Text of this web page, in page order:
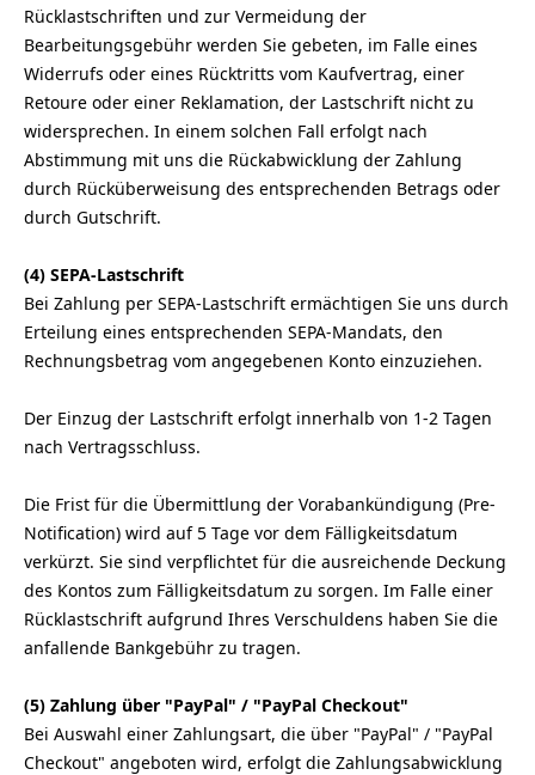
Rücklastschriften und zur Vermeidung der
Bearbeitungsgebühr werden Sie gebeten, im Falle eines
Widerrufs oder eines Rücktritts vom Kaufvertrag, einer
Retoure oder einer Reklamation, der Lastschrift nicht zu
widersprechen. In einem solchen Fall erfolgt nach
Abstimmung mit uns die Rückabwicklung der Zahlung
durch Rücküberweisung des entsprechenden Betrags oder
durch Gutschrift.
(4) SEPA-Lastschrift
Bei Zahlung per SEPA-Lastschrift ermächtigen Sie uns durch
Erteilung eines entsprechenden SEPA-Mandats, den
Rechnungsbetrag vom angegebenen Konto einzuziehen.
Der Einzug der Lastschrift erfolgt innerhalb von 1-2 Tagen
nach Vertragsschluss.
Die Frist für die Übermittlung der Vorabankündigung (Pre-
Notification) wird auf 5 Tage vor dem Fälligkeitsdatum
verkürzt. Sie sind verpflichtet für die ausreichende Deckung
des Kontos zum Fälligkeitsdatum zu sorgen. Im Falle einer
Rücklastschrift aufgrund Ihres Verschuldens haben Sie die
anfallende Bankgebühr zu tragen.
(5) Zahlung über "PayPal" / "PayPal Checkout"
Bei Auswahl einer Zahlungsart, die über "PayPal" / "PayPal
Checkout" angeboten wird, erfolgt die Zahlungsabwicklung